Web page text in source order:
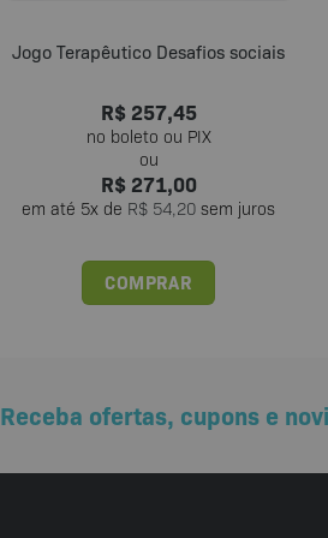
Jogo Terapêutico Desafios sociais
R$257,45
R$271,00
em até 5x de R$ 54,20 sem juros
COMPRAR
Receba ofertas, cupons e